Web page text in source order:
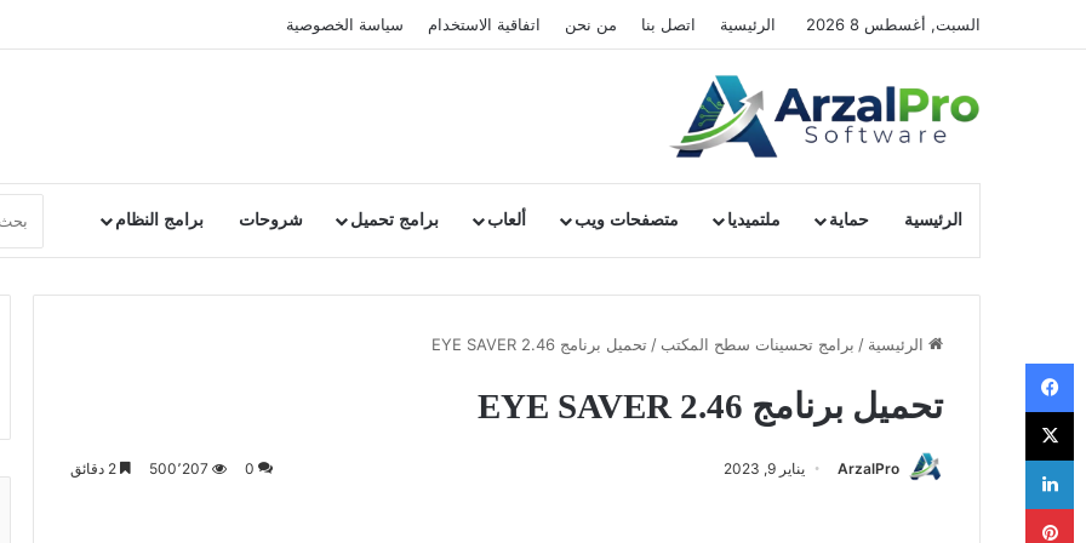
السبت, أغسطس 8 2026 الرئيسية اتصل بنا من نحن اتفاقية الاستخدام سياسة الخصوصية
الرئيسية حماية ملتميديا متصفحات ويب ألعاب برامج تحميل شروحات برامج النظام
الرئيسية / برامج تحسينات سطح المكتب / تحميل برنامج EYE SAVER 2.46
تحميل برنامج EYE SAVER 2.46
ArzalPro يناير 9, 2023 0 500٬207
فيسبوك
‫X
لينكدإن
بينتيريست